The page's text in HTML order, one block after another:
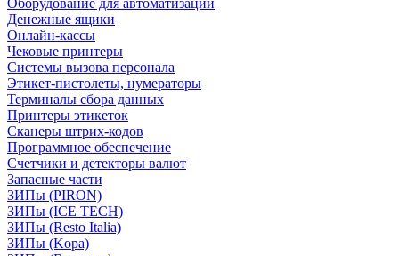
Оборудование для автоматизации
Денежные ящики
Онлайн-кассы
Чековые принтеры
Системы вызова персонала
Этикет-пистолеты, нумераторы
Терминалы сбора данных
Принтеры этикеток
Сканеры штрих-кодов
Программное обеспечение
Счетчики и детекторы валют
Запасные части
ЗИПы (PIRON)
ЗИПы (ICE TECH)
ЗИПы (Resto Italia)
ЗИПы (Kopa)